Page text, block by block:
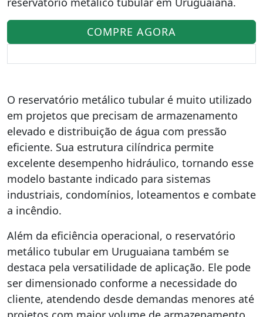
COMPRE AGORA
O reservatório metálico tubular é muito utilizado
em projetos que precisam de armazenamento
elevado e distribuição de água com pressão
eficiente. Sua estrutura cilíndrica permite
excelente desempenho hidráulico, tornando esse
modelo bastante indicado para sistemas
industriais, condomínios, loteamentos e combate
a incêndio.
Além da eficiência operacional, o reservatório
metálico tubular em Uruguaiana também se
destaca pela versatilidade de aplicação. Ele pode
ser dimensionado conforme a necessidade do
cliente, atendendo desde demandas menores até